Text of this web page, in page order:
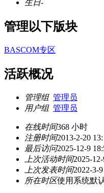
生日-
管理以下版块
BASCOM专区
活跃概况
管理组 管理员
用户组 管理员
在线时间368 小时
注册时间2013-2-20
最后访问2025-12-9
上次活动时间2025-
上次发表时间2022-3-
所在时区使用系统默